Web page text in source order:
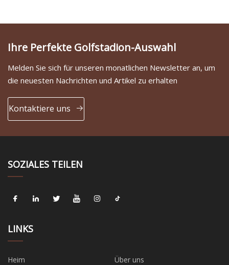
Ihre Perfekte Golfstadion-Auswahl
Melden Sie sich für unseren monatlichen Newsletter an, um
die neuesten Nachrichten und Artikel zu erhalten
Kontaktiere uns
SOZIALES TEILEN
LINKS
Heim
Über uns